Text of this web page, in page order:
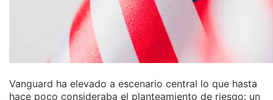
Vanguard ha elevado a escenario central lo que hasta
hace poco consideraba el planteamiento de riesgo: un